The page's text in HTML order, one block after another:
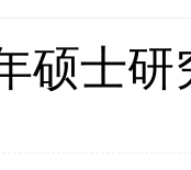
硕士